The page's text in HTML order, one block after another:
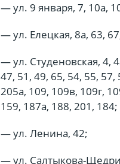
— ул. 9 января, 7, 10а,
— ул. Елецкая, 8а, 63,
— ул. Студеновская, 4,
47, 51, 49, 65, 54, 55,
205а, 109, 109в, 109г,
159, 187а, 188, 201, 184;
— ул. Ленина, 42;
— ул. Салтыкова-